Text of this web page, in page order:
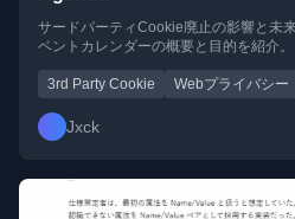
サードパーティCookie廃止の影響と未
ベントカレンダーの概要と目的を紹介。
3rd Party Cookie Webプライバシー
Jxck